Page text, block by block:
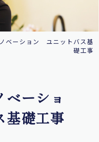
ベーション ユニットバス基
礎工事
ーショ
礎工事